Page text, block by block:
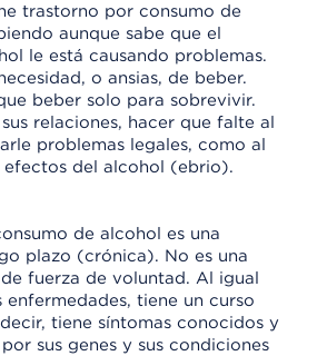
trastorno por consumo de
aunque sabe que el
le está causando problemas.
o ansias, de beber.
beber solo para sobrevivir.
relaciones, hacer que falte al
problemas legales, como al
del alcohol (ebrio).
de alcohol es una
plazo (crónica). No es una
fuerza de voluntad. Al igual
enfermedades, tiene un curso
tiene síntomas conocidos y
sus genes y sus condiciones